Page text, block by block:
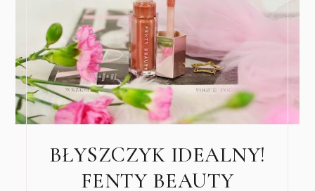
BŁYSZCZYK IDEALNY!
FENTY BEAUTY